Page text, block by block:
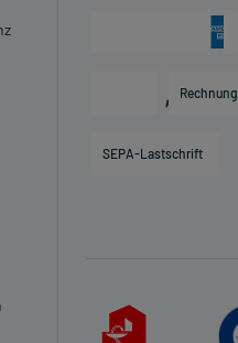
Rechnung
SEPA-Lastschrift